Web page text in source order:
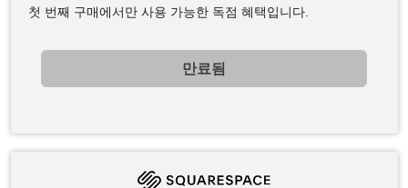
첫 번째 구매에서만 사용 가능한 독점 혜택입니다.
만료됨